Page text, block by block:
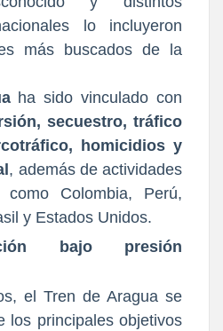
lo incluyeron
más buscados de la
ha sido vinculado con
secuestro, tráfico
homicidios y
, además de actividades
Colombia, Perú,
y Estados Unidos.
bajo presión
el Tren de Aragua se
los principales objetivos